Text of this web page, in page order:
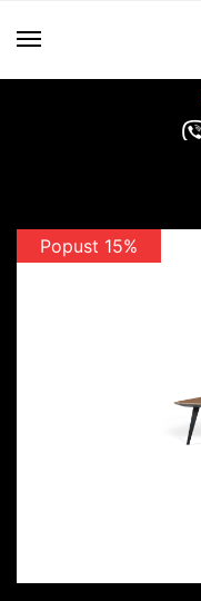
Popust 15%